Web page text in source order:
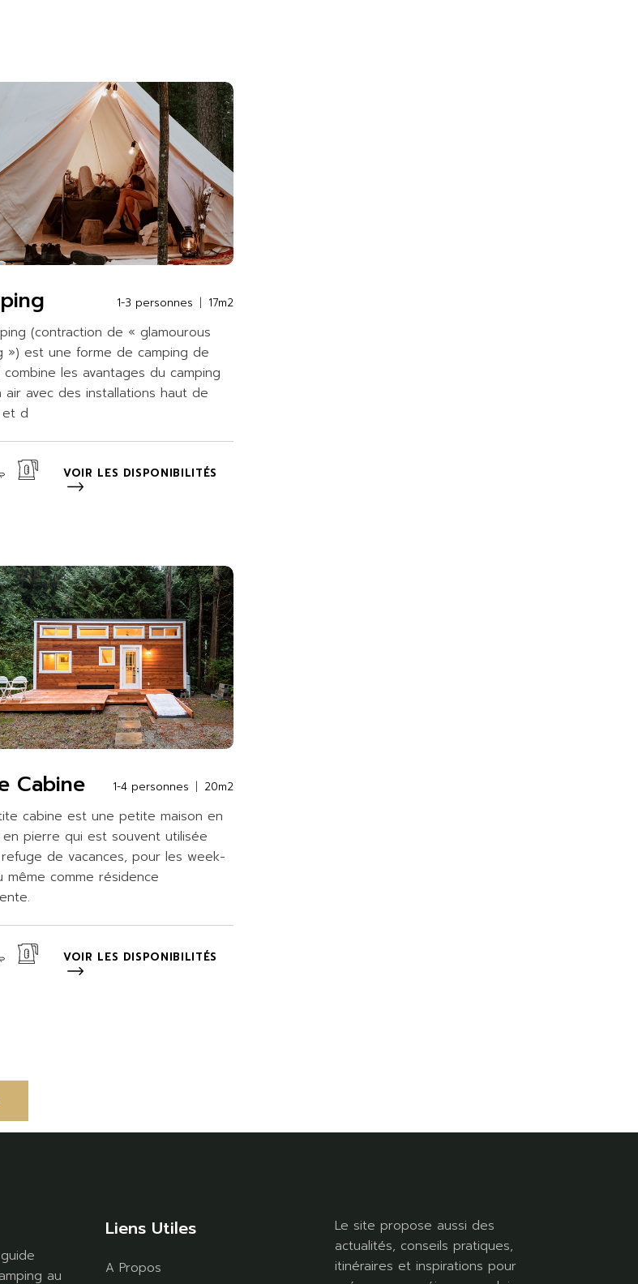
1-3 personnes 17m2
(contraction de « glamourous
») est une forme de camping de
combine les avantages du camping
air avec des installations haut de
et d
VOIR LES DISPONIBILITÉS
Cabine 1-4 personnes 20m2
cabine est une petite maison en
pierre qui est souvent utilisée
de vacances, pour les week-
même comme résidence
VOIR LES DISPONIBILITÉS
au
Liens Utiles
A Propos
Le site propose aussi des
actualités, conseils pratiques,
itinéraires et inspirations pour